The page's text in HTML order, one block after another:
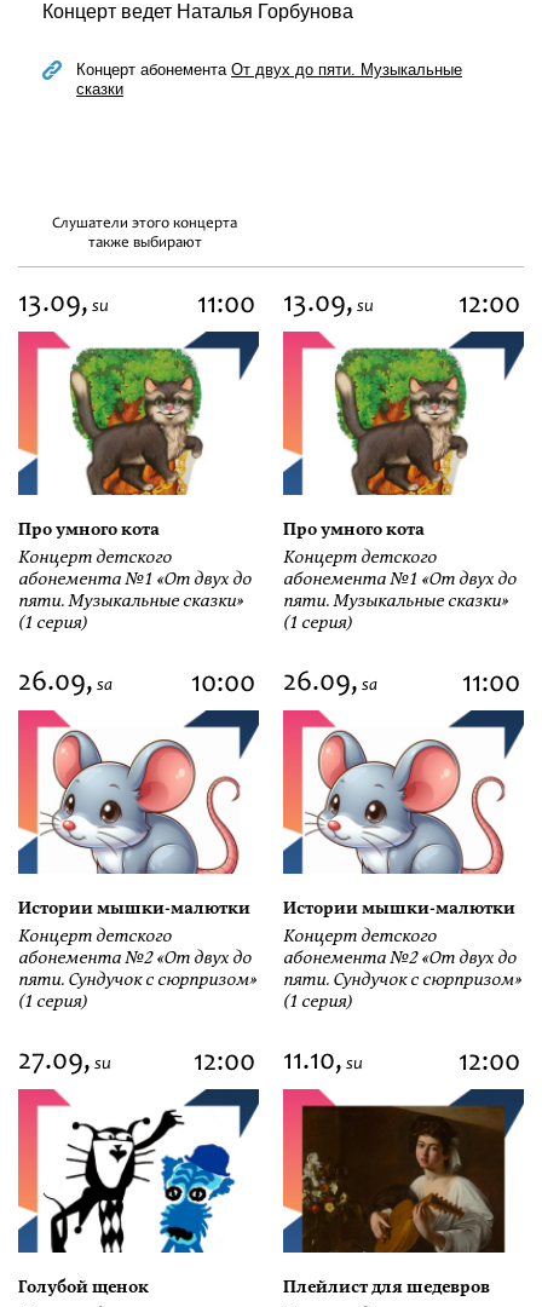
Концерт ведет Наталья Горбунова
Концерт абонемента От двух до пяти. Музыкальные
сказки
Слушатели этого концерта
также выбирают
13.09, su 11:00
Про умного кота
Концерт детского
абонемента №1 «От двух до
пяти. Музыкальные сказки»
(1 серия)
13.09, su 12:00
Про умного кота
Концерт детского
абонемента №1 «От двух до
пяти. Музыкальные сказки»
(1 серия)
26.09, sa 10:00
Истории мышки-малютки
Концерт детского
абонемента №2 «От двух до
пяти. Сундучок с сюрпризом»
(1 серия)
26.09, sa 11:00
Истории мышки-малютки
Концерт детского
абонемента №2 «От двух до
пяти. Сундучок с сюрпризом»
(1 серия)
27.09, su 12:00
Голубой щенок
11.10, su 12:00
Плейлист для шедевров